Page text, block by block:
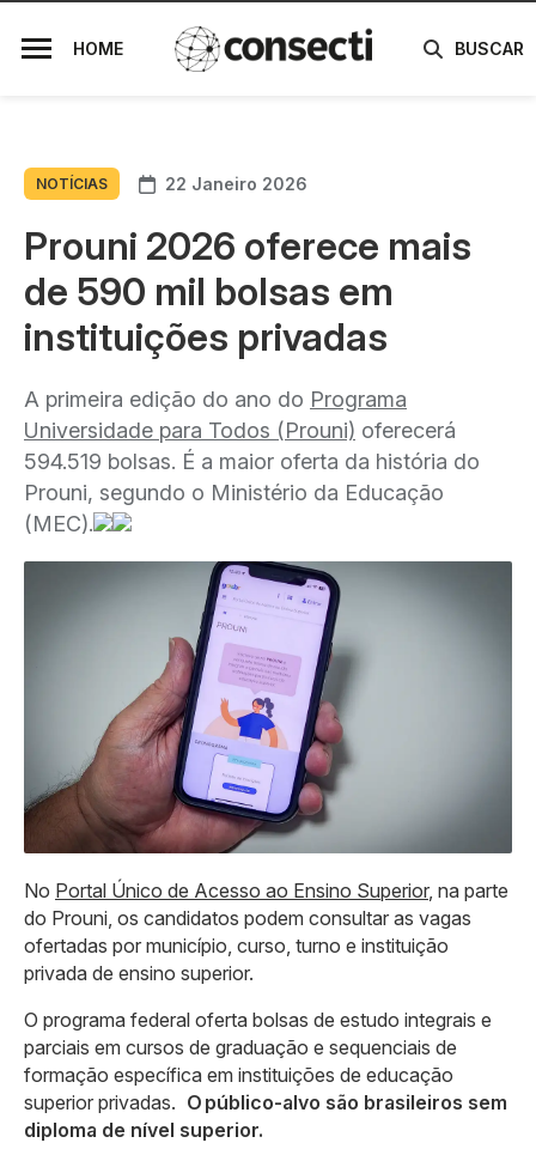
HOME BUSCAR
NOTÍCIAS 22 Janeiro 2026
Prouni 2026 oferece mais
de 590 mil bolsas em
instituições privadas
A primeira edição do ano do Programa
Universidade para Todos (Prouni) oferecerá
594.519 bolsas. É a maior oferta da história do
Prouni, segundo o Ministério da Educação
(MEC).
No Portal Único de Acesso ao Ensino Superior, na parte
do Prouni, os candidatos podem consultar as vagas
ofertadas por município, curso, turno e instituição
privada de ensino superior.
O programa federal oferta bolsas de estudo integrais e
parciais em cursos de graduação e sequenciais de
formação específica em instituições de educação
superior privadas. O público-alvo são brasileiros sem
diploma de nível superior.